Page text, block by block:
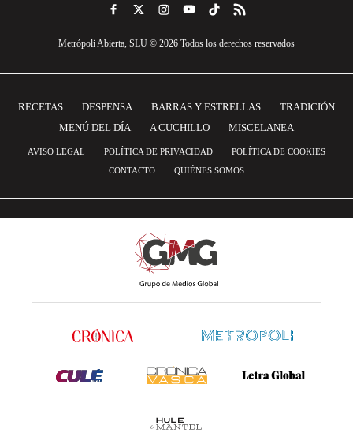
Metrópoli Abierta, SLU © 2026 Todos los derechos reservados
RECETAS DESPENSA BARRAS Y ESTRELLAS
TRADICIÓN
MENÚ DEL DÍA
A CUCHILLO MISCELANEA
AVISO LEGAL POLÍTICA DE PRIVACIDAD
POLÍTICA DE COOKIES
CONTACTO
QUIÉNES SOMOS